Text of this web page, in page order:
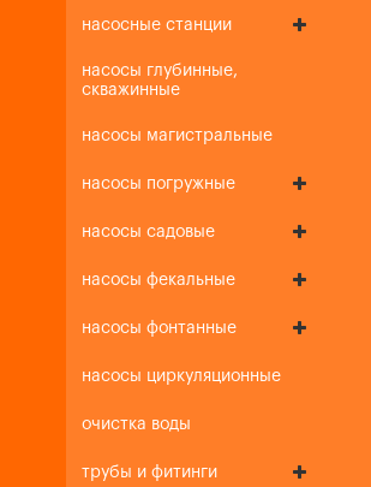
насосные станции
насосы глубинные,
скважинные
насосы магистральные
насосы погружные
насосы садовые
насосы фекальные
насосы фонтанные
насосы циркуляционные
очистка воды
трубы и фитинги